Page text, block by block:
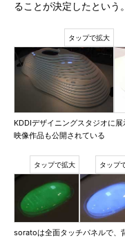
ることが決定したという。
KDDIデザイニングスタジオに
映像作品も公開されている
soratoは全面タッチパネルで、